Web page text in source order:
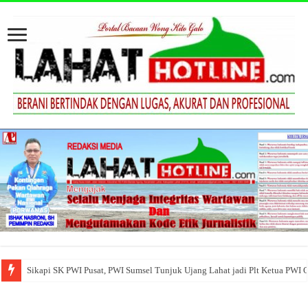
Sikapi SK PWI Pusat, PWI Sumsel Tunjuk Ujang Lahat jadi Plt Ketua PWI